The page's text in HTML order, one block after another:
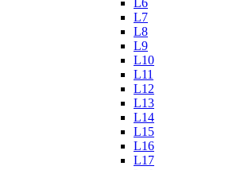
L6
L7
L8
L9
L10
L11
L12
L13
L14
L15
L16
L17